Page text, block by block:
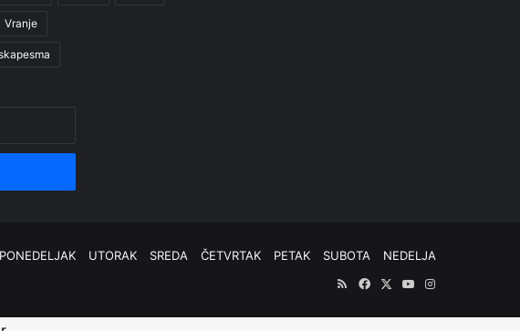
Vranje
PONEDELJAK UTORAK SREDA ČETVRTAK PETAK SUBOTA
NEDELJA
RSSFacebook
X YouTubeInstagram